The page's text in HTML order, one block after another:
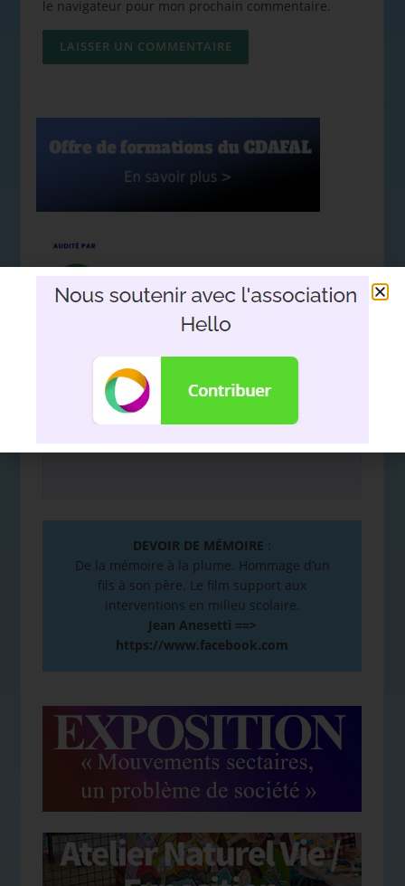
le navigateur pour mon prochain commentaire.
Nous soutenir avec l'association
Hello
DEVOIR DE MÉMOIRE :
De la mémoire à la plume. Hommage d’un
fils à son père. Le film support aux
interventions en milieu scolaire.
Jean Anesetti ==>
https://www.facebook.com